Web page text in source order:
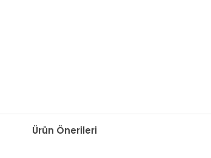
Ürün Önerileri